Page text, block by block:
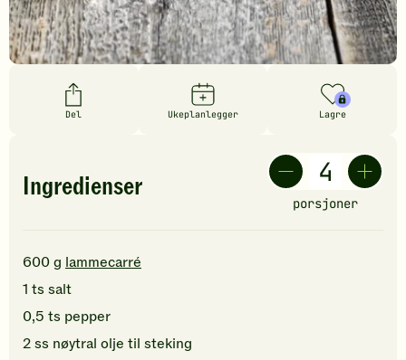
Del Ukeplanlegger Lagre
Ingredienser
porsjoner
600g lammecarré
1 ts salt
0,5 ts pepper
2ss nøytral olje til steking